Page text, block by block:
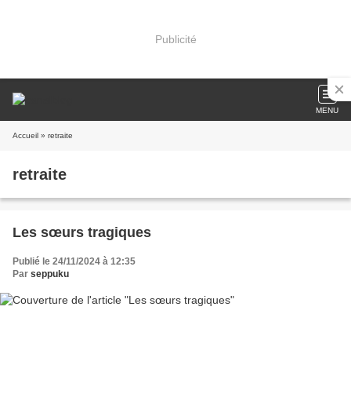
Publicité
MENU
Accueil » retraite
retraite
Les sœurs tragiques
Publié le 24/11/2024 à 12:35
Par seppuku